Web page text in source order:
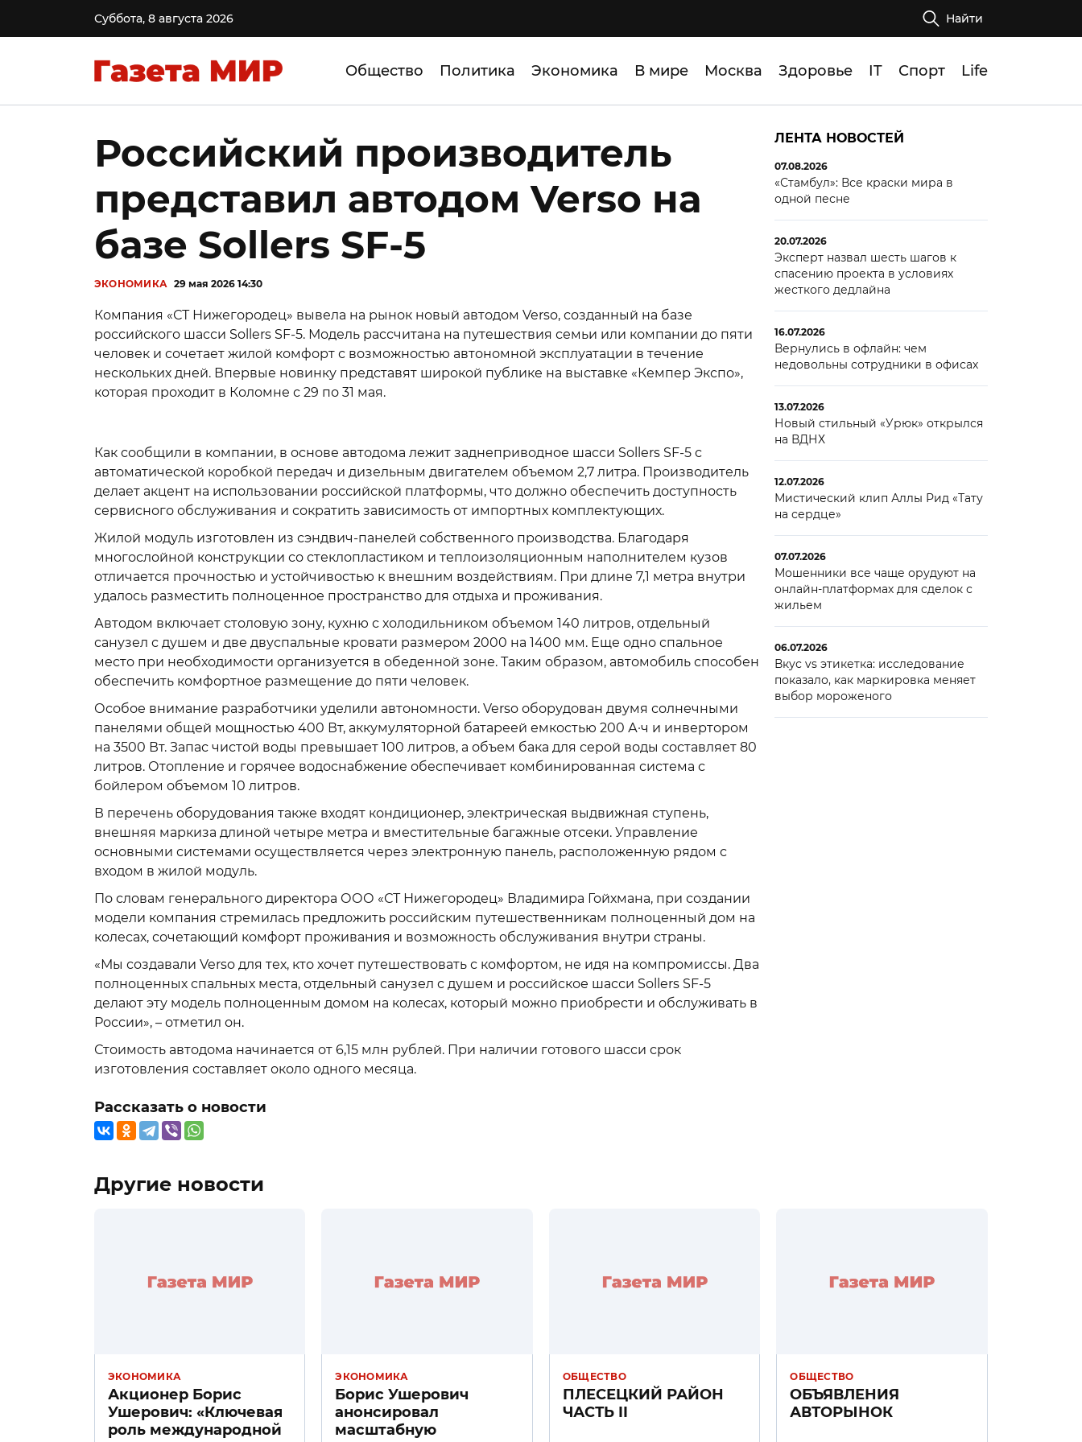
Суббота, 8 августа 2026 Найти
Общество Политика Экономика В мире Москва Здоровье IT Спорт Life
Российский производитель
представил автодом Verso на
базе Sollers SF-5
ЭКОНОМИКА 29 мая 2026 14:30
Компания «СТ Нижегородец» вывела на рынок новый автодом Verso, созданный на базе
российского шасси Sollers SF-5. Модель рассчитана на путешествия семьи или компании до пяти
человек и сочетает жилой комфорт с возможностью автономной эксплуатации в течение
нескольких дней. Впервые новинку представят широкой публике на выставке «Кемпер Экспо»,
которая проходит в Коломне с 29 по 31 мая.
Как сообщили в компании, в основе автодома лежит заднеприводное шасси Sollers SF-5 с
автоматической коробкой передач и дизельным двигателем объемом 2,7 литра. Производитель
делает акцент на использовании российской платформы, что должно обеспечить доступность
сервисного обслуживания и сократить зависимость от импортных комплектующих.
Жилой модуль изготовлен из сэндвич-панелей собственного производства. Благодаря
многослойной конструкции со стеклопластиком и теплоизоляционным наполнителем кузов
отличается прочностью и устойчивостью к внешним воздействиям. При длине 7,1 метра внутри
удалось разместить полноценное пространство для отдыха и проживания.
Автодом включает столовую зону, кухню с холодильником объемом 140 литров, отдельный
санузел с душем и две двуспальные кровати размером 2000 на 1400 мм. Еще одно спальное
место при необходимости организуется в обеденной зоне. Таким образом, автомобиль способен
обеспечить комфортное размещение до пяти человек.
Особое внимание разработчики уделили автономности. Verso оборудован двумя солнечными
панелями общей мощностью 400 Вт, аккумуляторной батареей емкостью 200 А·ч и инвертором
на 3500 Вт. Запас чистой воды превышает 100 литров, а объем бака для серой воды составляет 80
литров. Отопление и горячее водоснабжение обеспечивает комбинированная система с
бойлером объемом 10 литров.
В перечень оборудования также входят кондиционер, электрическая выдвижная ступень,
внешняя маркиза длиной четыре метра и вместительные багажные отсеки. Управление
основными системами осуществляется через электронную панель, расположенную рядом с
входом в жилой модуль.
По словам генерального директора ООО «СТ Нижегородец» Владимира Гойхмана, при создании
модели компания стремилась предложить российским путешественникам полноценный дом на
колесах, сочетающий комфорт проживания и возможность обслуживания внутри страны.
«Мы создавали Verso для тех, кто хочет путешествовать с комфортом, не идя на компромиссы. Два
полноценных спальных места, отдельный санузел с душем и российское шасси Sollers SF-5
делают эту модель полноценным домом на колесах, который можно приобрести и обслуживать в
России», – отметил он.
Стоимость автодома начинается от 6,15 млн рублей. При наличии готового шасси срок
изготовления составляет около одного месяца.
Рассказать о новости
ЛЕНТА НОВОСТЕЙ
07.08.2026
«Стамбул»: Все краски мира в
одной песне
20.07.2026
Эксперт назвал шесть шагов к
спасению проекта в условиях
жесткого дедлайна
16.07.2026
Вернулись в офлайн: чем
недовольны сотрудники в офисах
13.07.2026
Новый стильный «Урюк» открылся
на ВДНХ
12.07.2026
Мистический клип Аллы Рид «Тату
на сердце»
07.07.2026
Мошенники все чаще орудуют на
онлайн-платформах для сделок с
жильем
06.07.2026
Вкус vs этикетка: исследование
показало, как маркировка меняет
выбор мороженого
Другие новости
ЭКОНОМИКА
Акционер Борис
Ушерович: «Ключевая
роль международной
ЭКОНОМИКА
Борис Ушерович
анонсировал
масштабную
ОБЩЕСТВО
ПЛЕСЕЦКИЙ РАЙОН
ЧАСТЬ II
ОБЩЕСТВО
ОБЪЯВЛЕНИЯ
АВТОРЫНОК